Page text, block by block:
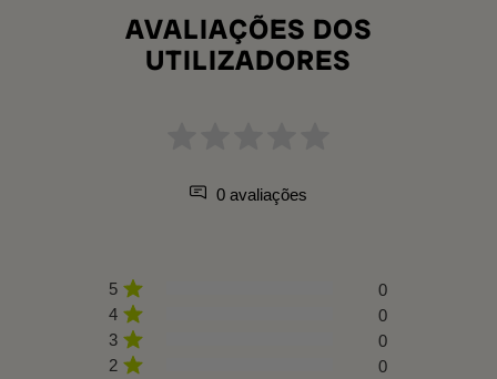
AVALIAÇÕES DOS
UTILIZADORES
0 avaliações
5
0
4
0
3
0
2
0